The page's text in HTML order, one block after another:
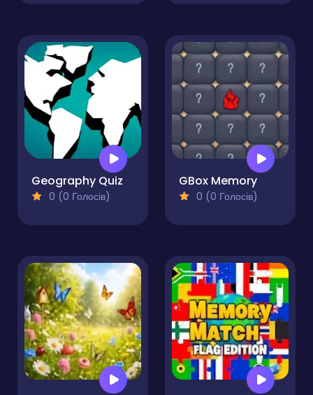
Geography Quiz
0 (0 Голосів)
GBox Memory
0 (0 Голосів)